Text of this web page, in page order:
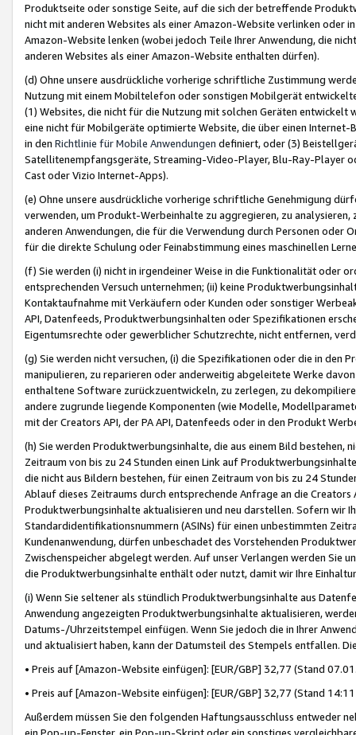
Produktseite oder sonstige Seite, auf die sich der betreffende
nicht mit anderen Websites als einer Amazon-Website verlinken oder
Amazon-Website lenken (wobei jedoch Teile Ihrer Anwendung, die
anderen Websites als einer Amazon-Website enthalten dürfen).
(d) Ohne unsere ausdrückliche vorherige schriftliche Zustimmung
Nutzung mit einem Mobiltelefon oder sonstigen Mobilgerät
(1) Websites, die nicht für die Nutzung mit solchen Geräten
eine nicht für Mobilgeräte optimierte Website, die über einen
in den Richtlinie für Mobile Anwendungen definiert, oder (3)
Satellitenempfangsgeräte, Streaming-Video-Player, Blu-Ray-Player
Cast oder Vizio Internet-Apps).
(e) Ohne unsere ausdrückliche vorherige schriftliche Genehmigung
verwenden, um Produkt-Werbeinhalte zu aggregieren, zu
anderen Anwendungen, die für die Verwendung durch Personen
für die direkte Schulung oder Feinabstimmung eines maschinellen
(f) Sie werden (i) nicht in irgendeiner Weise in die Funktionalität oder
entsprechenden Versuch unternehmen; (ii) keine
Kontaktaufnahme mit Verkäufern oder Kunden oder sonstiger
API, Datenfeeds, Produktwerbungsinhalten oder Spezifikationen
Eigentumsrechte oder gewerblicher Schutzrechte, nicht entfernen,
(g) Sie werden nicht versuchen, (i) die Spezifikationen oder die in
manipulieren, zu reparieren oder anderweitig abgeleitete Werke
enthaltene Software zurückzuentwickeln, zu zerlegen, zu
andere zugrunde liegende Komponenten (wie Modelle,
mit der Creators API, der PA API, Datenfeeds oder in den Produkt
(h) Sie werden Produktwerbungsinhalte, die aus einem Bild bestehen,
Zeitraum von bis zu 24 Stunden einen Link auf
die nicht aus Bildern bestehen, für einen Zeitraum von bis zu 24
Ablauf dieses Zeitraums durch entsprechende Anfrage an die
Produktwerbungsinhalte aktualisieren und neu darstellen. Sofern wir
Standardidentifikationsnummern (ASINs) für einen unbestimmten
Kundenanwendung, dürfen unbeschadet des Vorstehenden
Zwischenspeicher abgelegt werden. Auf unser Verlangen werden Sie
die Produktwerbungsinhalte enthält oder nutzt, damit wir Ihre
(i) Wenn Sie seltener als stündlich Produktwerbungsinhalte aus
Anwendung angezeigten Produktwerbungsinhalte aktualisieren,
Datums-/Uhrzeitstempel einfügen. Wenn Sie jedoch die in Ihrer
und aktualisiert haben, kann der Datumsteil des Stempels entfallen.
• Preis auf [Amazon-Website einfügen]: [EUR/GBP] 32,77 (Stand
• Preis auf [Amazon-Website einfügen]: [EUR/GBP] 32,77 (Stand
Außerdem müssen Sie den folgenden Haftungsausschluss entweder
ein Pop-up-Fenster, ein Pop-up-Skript oder ein sonstiges